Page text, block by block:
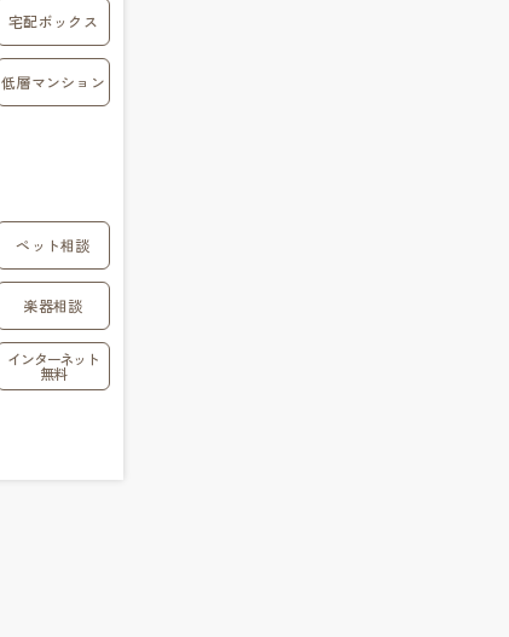
宅配ボックス
低層マンション
ペット相談
楽器相談
インターネット
無料